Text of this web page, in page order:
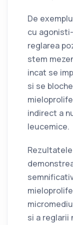
De
cu
reglarea
stem
incat se
si se
indirect a
leucemice.
si a reglarii